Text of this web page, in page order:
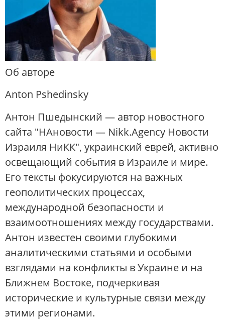
Об авторе
Anton Pshedinsky
Антон Пшедынский — автор новостного
сайта "НАновости — Nikk.Agency Новости
Израиля НиКК", украинский еврей, активно
освещающий события в Израиле и мире.
Его тексты фокусируются на важных
геополитических процессах,
международной безопасности и
взаимоотношениях между государствами.
Антон известен своими глубокими
аналитическими статьями и особыми
взглядами на конфликты в Украине и на
Ближнем Востоке, подчеркивая
исторические и культурные связи между
этими регионами.